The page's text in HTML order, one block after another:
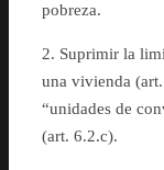
pobreza.
2. Suprimir la
una vivienda
“unidades de
(art. 6.2.c).